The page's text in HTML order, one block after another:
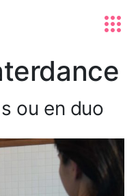
ou en duo